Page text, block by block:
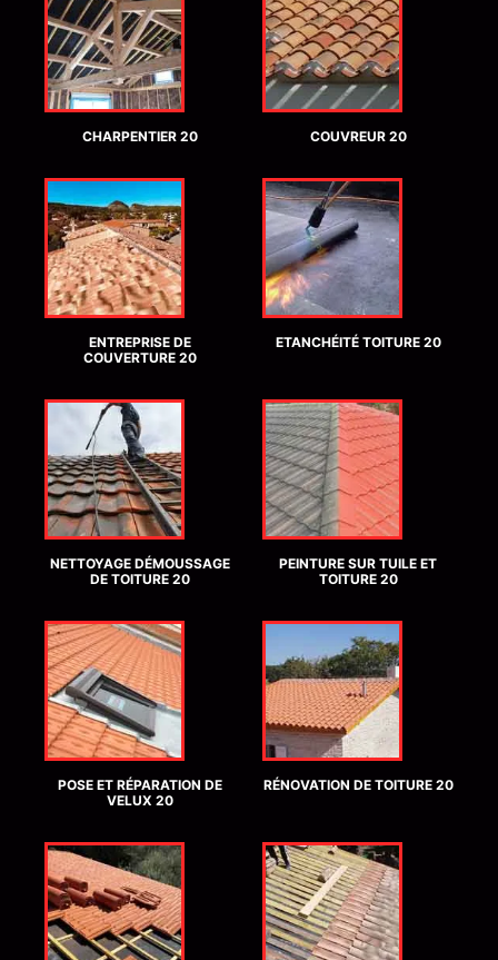
CHARPENTIER 20 COUVREUR 20
ENTREPRISE DE
COUVERTURE 20
ETANCHÉITÉ TOITURE 20
NETTOYAGE DÉMOUSSAGE
DE TOITURE 20
PEINTURE SUR TUILE ET
TOITURE 20
POSE ET RÉPARATION DE
VELUX 20
RÉNOVATION DE TOITURE 20